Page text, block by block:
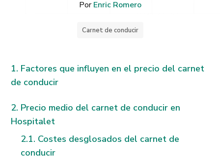
Por Enric Romero
Carnet de conducir
Factores que influyen en el precio del carnet
de conducir
Precio medio del carnet de conducir en
Hospitalet
Costes desglosados del carnet de
conducir